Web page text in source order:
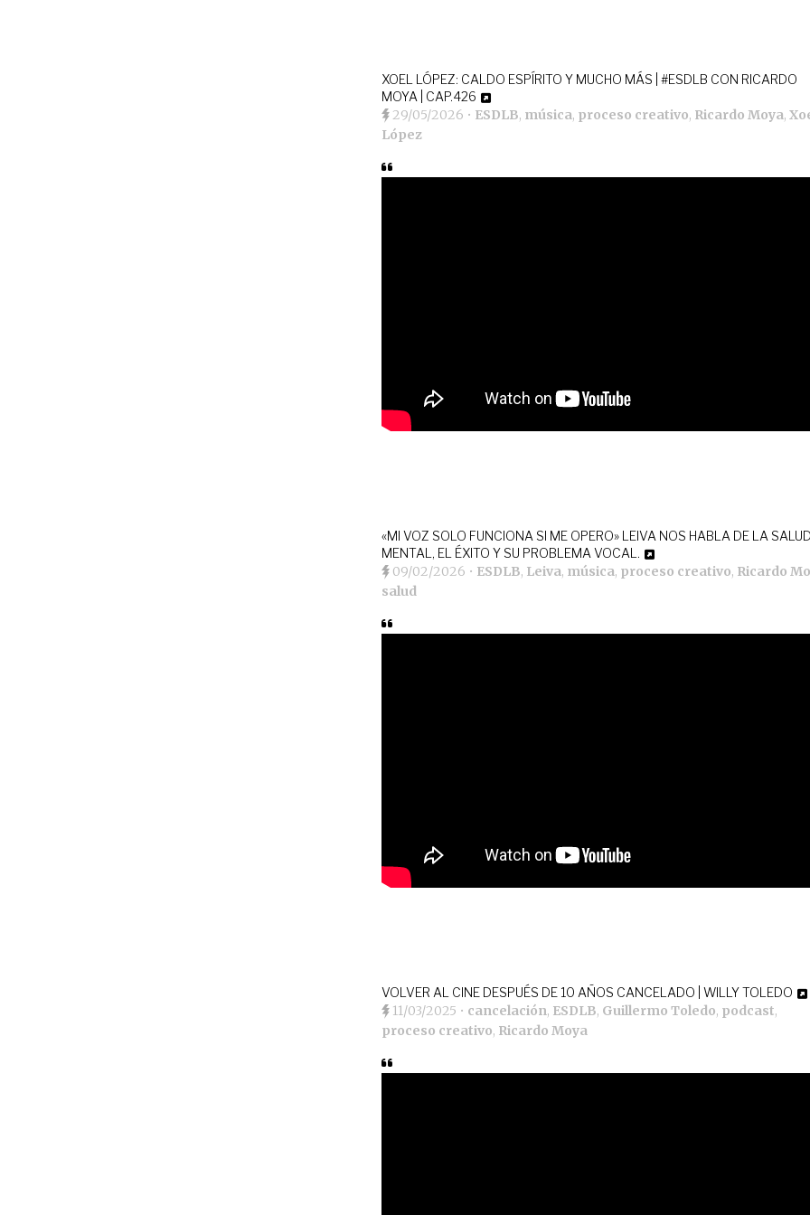
XOEL LÓPEZ: CALDO ESPÍRITO Y MUCHO MÁS | #ESDLB CON RICARDO
MOYA | CAP.426
29/05/2026 • ESDLB, música, proceso creativo, Ricardo Moya,
López
«MI VOZ SOLO FUNCIONA SI ME OPERO» LEIVA NOS HABLA DE LA
MENTAL, EL ÉXITO Y SU PROBLEMA VOCAL.
09/02/2026 • ESDLB, Leiva, música, proceso creativo, Ricardo
salud
VOLVER AL CINE DESPUÉS DE 10 AÑOS CANCELADO | WILLY TOLEDO
11/03/2025 • cancelación, ESDLB, Guillermo Toledo, podcast,
proceso creativo, Ricardo Moya